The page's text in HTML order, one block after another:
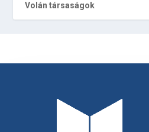
Volán társaságok